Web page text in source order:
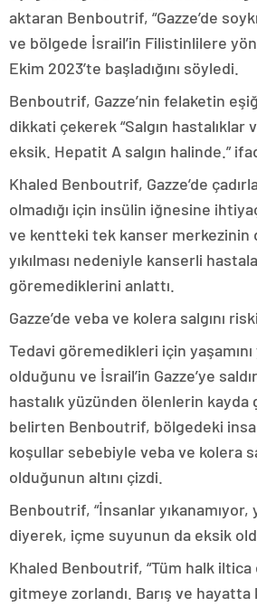
aktaran Benboutrif, “Gazze’de
ve bölgede İsrail’in Filistinlilere
Ekim 2023’te başladığını söyledi.
Benboutrif, Gazze’nin felaketin
dikkati çekerek “Salgın hastalıklar
eksik. Hepatit A salgın halinde.”
Khaled Benboutrif, Gazze’de
olmadığı için insülin iğnesine
ve kentteki tek kanser merkezinin
yıkılması nedeniyle kanserli
göremediklerini anlattı.
Gazze’de veba ve kolera salgını riski
Tedavi göremedikleri için
olduğunu ve İsrail’in Gazze’ye
hastalık yüzünden ölenlerin kayda
belirten Benboutrif, bölgedeki
koşullar sebebiyle veba ve kolera
olduğunun altını çizdi.
Benboutrif, “İnsanlar yıkanamıyor,
diyerek, içme suyunun da eksik
Khaled Benboutrif, “Tüm halk
gitmeye zorlandı. Barış ve hayatta